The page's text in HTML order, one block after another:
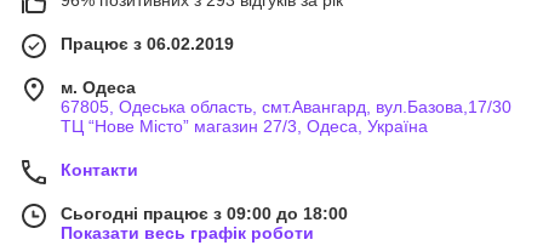
Працює з 06.02.2019
м. Одеса
67805, Одеська область, смт.Авангард, вул.Базова,17/30
ТЦ “Нове Місто” магазин 27/3, Одеса, Україна
Контакти
Сьогодні працює з 09:00 до 18:00
Показати весь графік роботи